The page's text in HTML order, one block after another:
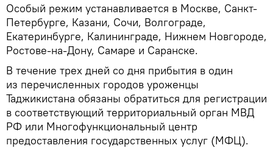
Особый режим устанавливается в Москве, Санкт-
Петербурге, Казани, Сочи, Волгограде,
Екатеринбурге, Калининграде, Нижнем Новгороде,
Ростове-на-Дону, Самаре и Саранске.
В течение трех дней со дня прибытия в один
из перечисленных городов уроженцы
Таджикистана обязаны обратиться для регистрации
в соответствующий территориальный орган МВД
РФ или Многофункциональный центр
предоставления государственных услуг (МФЦ).